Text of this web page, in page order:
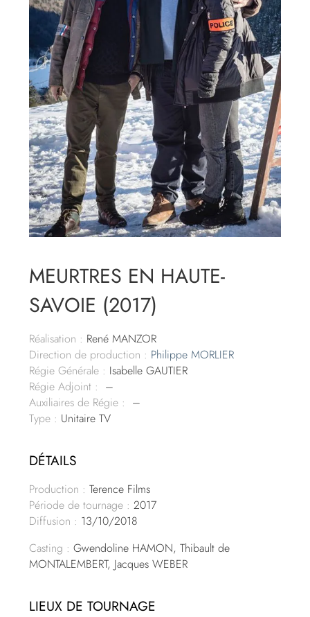
MEURTRES EN HAUTE-
SAVOIE (2017)
Réalisation : René MANZOR
Direction de production : Philippe MORLIER
Régie Générale : Isabelle GAUTIER
Régie Adjoint : –
Auxiliaires de Régie : –
Type : Unitaire TV
DÉTAILS
Production : Terence Films
Période de tournage : 2017
Diffusion : 13/10/2018
Casting : Gwendoline HAMON, Thibault de
MONTALEMBERT, Jacques WEBER
LIEUX DE TOURNAGE